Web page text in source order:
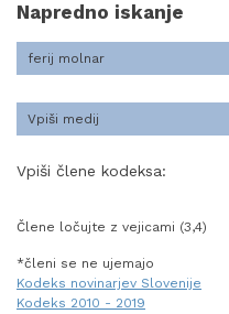
Napredno iskanje
Vpiši člene kodeksa:
Člene ločujte z vejicami (3,4)
*členi se ne ujemajo
Kodeks novinarjev Slovenije
Kodeks 2010 - 2019